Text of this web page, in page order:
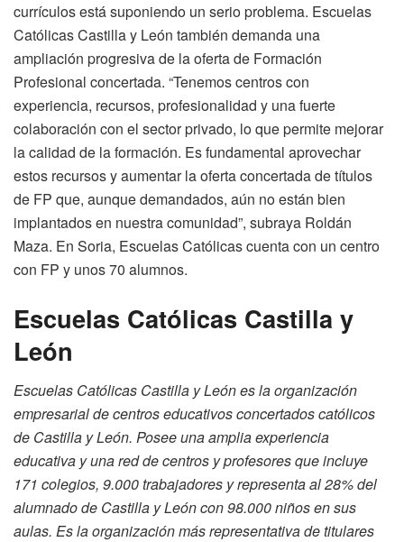
currículos está suponiendo un serio problema. Escuelas
Católicas Castilla y León también demanda una
ampliación progresiva de la oferta de Formación
Profesional concertada. “Tenemos centros con
experiencia, recursos, profesionalidad y una fuerte
colaboración con el sector privado, lo que permite mejorar
la calidad de la formación. Es fundamental aprovechar
estos recursos y aumentar la oferta concertada de títulos
de FP que, aunque demandados, aún no están bien
implantados en nuestra comunidad”, subraya Roldán
Maza. En Soria, Escuelas Católicas cuenta con un centro
con FP y unos 70 alumnos.
Escuelas Católicas Castilla y
León
Escuelas Católicas Castilla y León es la organización
empresarial de centros educativos concertados católicos
de Castilla y León. Posee una amplia experiencia
educativa y una red de centros y profesores que incluye
171 colegios, 9.000 trabajadores y representa al 28% del
alumnado de Castilla y León con 98.000 niños en sus
aulas. Es la organización más representativa de titulares